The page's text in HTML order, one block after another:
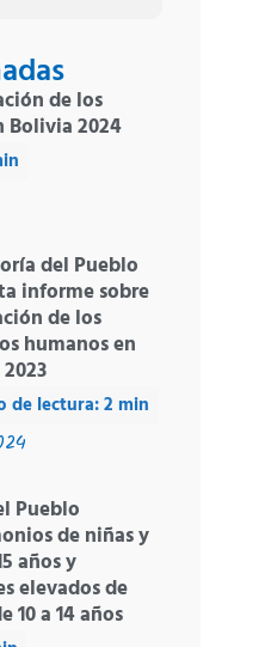
de los
Bolivia 2024
del Pueblo
informe sobre
de los
humanos en
Pueblo
de niñas y
años y
elevados de
10 a 14 años